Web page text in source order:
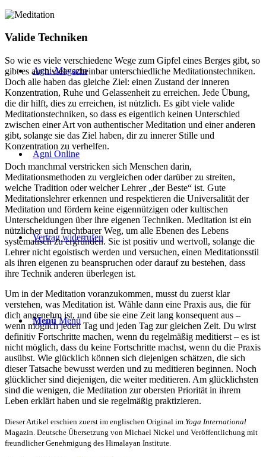
Agni-Magazin
Agni Online
Vertrag widerrufen
Menü Menü
Valide Techniken
So wie es viele verschiedene Wege zum Gipfel eines Berges gibt, so
gibt es auch viele scheinbar unterschiedliche Meditationstechniken.
Doch alle haben das gleiche Ziel: einen Zustand der inneren
Konzentration, Ruhe und Gelassenheit zu erreichen. Jede Übung,
die dir hilft, dies zu erreichen, ist nützlich. Es gibt viele valide
Meditationstechniken, so dass es eigentlich keinen Unterschied
zwischen einer Art von authentischer Meditation und einer anderen
gibt, solange sie das Ziel haben, dir zu innerer Stille und
Konzentration zu verhelfen.
Doch manchmal verstricken sich Menschen darin,
Meditationsmethoden zu vergleichen oder darüber zu streiten,
welche Tradition oder welcher Lehrer „der Beste“ ist. Gute
Meditationslehrer erkennen und respektieren die Universalität der
Meditation und fördern keine eigennützigen oder kultischen
Unterscheidungen über ihre eigenen Techniken. Meditation ist ein
nützlicher und fruchtbarer Weg, um alle Ebenen des Lebens
systematisch zu ergründen. Sie ist positiv und wertvoll, solange die
Lehrer nicht egoistisch werden und versuchen, einen Meditationsstil
als ihren eigenen zu beanspruchen oder darauf zu bestehen, dass
ihre Technik anderen überlegen ist.
Um in der Meditation voranzukommen, musst du zuerst klar
verstehen, was Meditation ist. Wähle dann eine Praxis aus, die für
dich angenehm ist, und übe sie eine Zeit lang konsequent aus –
wenn möglich jeden Tag und jeden Tag zur gleichen Zeit. Du wirst
definitiv Fortschritte machen, wenn du regelmäßig meditierst – es ist
nicht möglich, dass du keine Fortschritte machst, wenn du die Praxis
ausübst. Wie glücklich können sich diejenigen schätzen, die sich
dieser Tatsache bewusst werden und zu meditieren beginnen. Noch
glücklicher sind diejenigen, die weiter meditieren. Am glücklichsten
sind die wenigen, die Meditation zur obersten Priorität in ihrem
Leben erklärt haben und sie regelmäßig praktizieren.
Dieser Artikel erschien zuerst im englischen Original im Yoga International
Magazin. Deutsche Übersetzung von Michael Nickel und Veröffentlichung mit
freundlicher Genehmigung des Himalayan Institute.